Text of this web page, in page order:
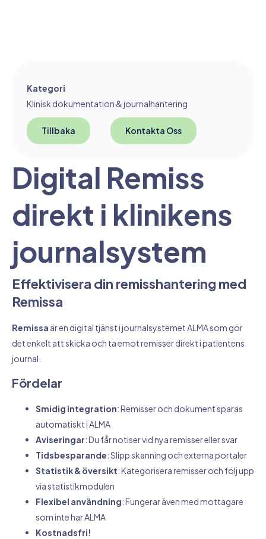
Kategori
Klinisk dokumentation & journalhantering
Tillbaka Kontakta Oss
Digital Remiss
direkt i klinikens
journalsystem
Effektivisera din remisshantering med
Remissa
Remissa är en digital tjänst i journalsystemet ALMA som gör
det enkelt att skicka och ta emot remisser direkt i patientens
journal.
Fördelar
Smidig integration: Remisser och dokument sparas
automatiskt i ALMA
Aviseringar: Du får notiser vid nya remisser eller svar
Tidsbesparande: Slipp skanning och externa portaler
Statistik & översikt: Kategorisera remisser och följ upp
via statistikmodulen
Flexibel användning: Fungerar även med mottagare
som inte har ALMA
Kostnadsfri!